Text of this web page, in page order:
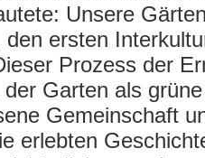
Unsere
den ersten
Prozess der
Garten als
Gemeinschaft
erlebten